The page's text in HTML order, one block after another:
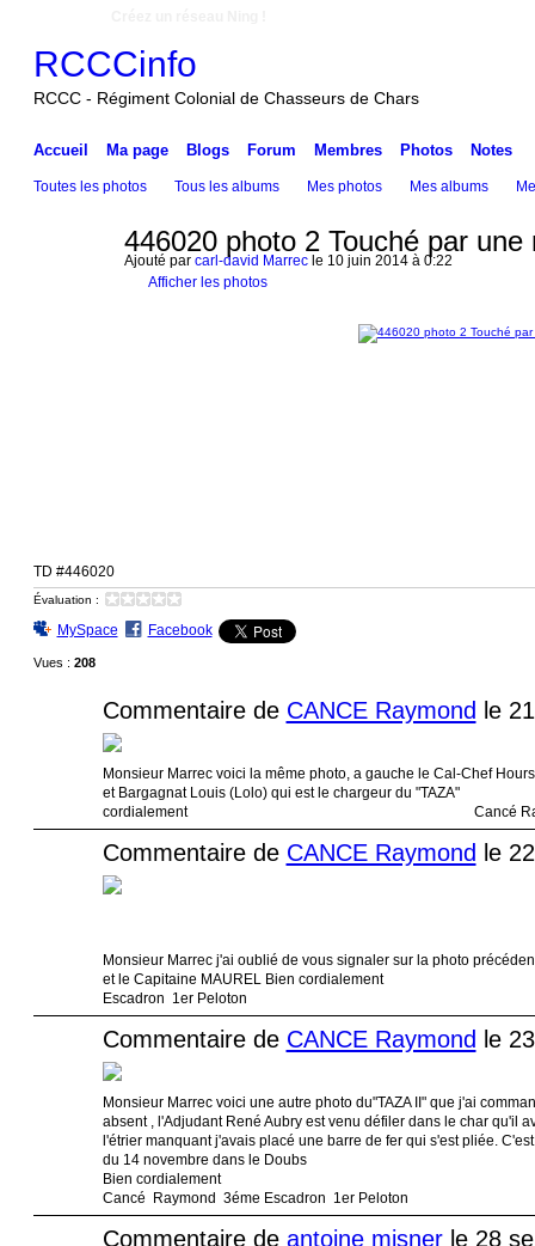
RCCCinfo
RCCC - Régiment Colonial de Chasseurs de Chars
Accueil Ma page Blogs Forum Membres Photos Notes
Toutes les photos Tous les albums Mes photos Mes albums
446020 photo 2 Touché par une
Ajouté par carl-david Marrecle 10 juin 2014 à 0:22
Afficher les photos
TD #446020
Évaluation :
MySpace Facebook
Vues : 208
Commentaire de CANCE Raymond le
Monsieur Marrec voici la même photo, a gauche le Cal-Chef
et Bargagnat Louis (Lolo) qui est le
cordialement Cancé Raymond
Commentaire de CANCE Raymond le
Monsieur Marrec j'ai oublié de vous signaler sur la photo
et le Capitaine MAUREL Bien
Escadron 1er Peloton
Commentaire de CANCE Raymond le
Monsieur Marrec voici une autre photo du"TAZA II" que j'ai
absent , l'Adjudant René Aubry est venu défiler dans le char
l'étrier manquant j'avais placé une barre de fer qui s'est pliée.
du 14 novembre dans le Doubs
Bien cordialement
Cancé Raymond 3éme Escadron 1er Peloton
Commentaire de antoine misnerle 28